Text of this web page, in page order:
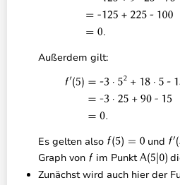
Außerdem gilt:
Es gelten also und
Graph von
im Punkt
Zunächst wird auch hier der